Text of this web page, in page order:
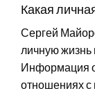
Какая
Сергей
личную жизнь
Информация
отношениях с